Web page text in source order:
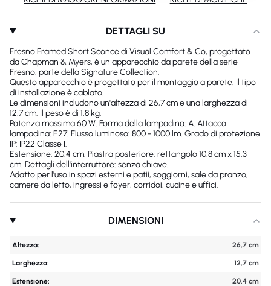
DETTAGLI SU
Fresno Framed Short Sconce di Visual Comfort & Co, progettato
da Chapman & Myers, è un apparecchio da parete della serie
Fresno, parte della Signature Collection.
Questo apparecchio è progettato per il montaggio a parete. Il tipo
di installazione è cablato.
Le dimensioni includono un'altezza di 26,7 cm e una larghezza di
12,7 cm. Il peso è di 1,8 kg.
Potenza massima 60 W. Forma della lampadina: A. Attacco
lampadina: E27. Flusso luminoso: 800 - 1000 lm. Grado di protezione
IP: IP22 Classe I.
Estensione: 20,4 cm. Piastra posteriore: rettangolo 10,8 cm x 15,3
cm. Dettagli dell'interruttore: senza chiave.
Adatto per l'uso in spazi esterni e patii, soggiorni, sale da pranzo,
camere da letto, ingressi e foyer, corridoi, cucine e uffici.
DIMENSIONI
Altezza: 26,7 cm
Larghezza: 12,7 cm
Estensione: 20.4 cm